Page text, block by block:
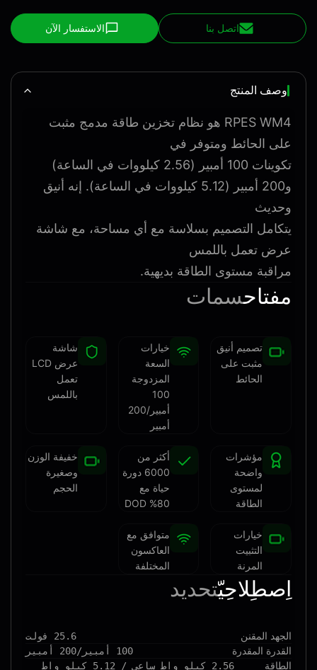
اتصل بنا الاستفسار الآن
وصف المنتج
RPES WM4 هو نظام تخزين طاقة مدمج مثبت
على الحائط ومتوفر في
تكوينات 100 أمبير (2.56 كيلووات في الساعة)
و200 أمبير (5.12 كيلووات في الساعة). إنه أنيق
وحديث
يتكامل التصميم بسلاسة مع أي مساحة، مع شاشة
عرض تعمل باللمس
مراقبة مستوى الطاقة بديهية.
مفتاحسمات
تصميم أنيق
مثبت على
الحائط
خيارات
السعة
المزدوجة
أمبير/200
شاشة
عرض LCD
تعمل
باللمس
مؤشرات
واضحة
لمستوى
الطاقة
أكثر من
6000 دورة
حياة مع
خفيفة الوزن
وصغيرة
الحجم
خيارات
التثبيت
المرنة
متوافق مع
العاكسون
المختلفة
اِصطِلاحِيّتحديد
الجهد المقنن 25.6 فولت
القدرة المقدرة
الطاقة 2.56 كيلو واط ساعي / 5.12 كيلو واط